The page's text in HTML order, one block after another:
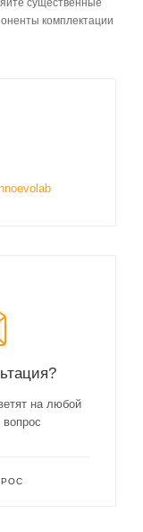
существенные
комплектации
на любой